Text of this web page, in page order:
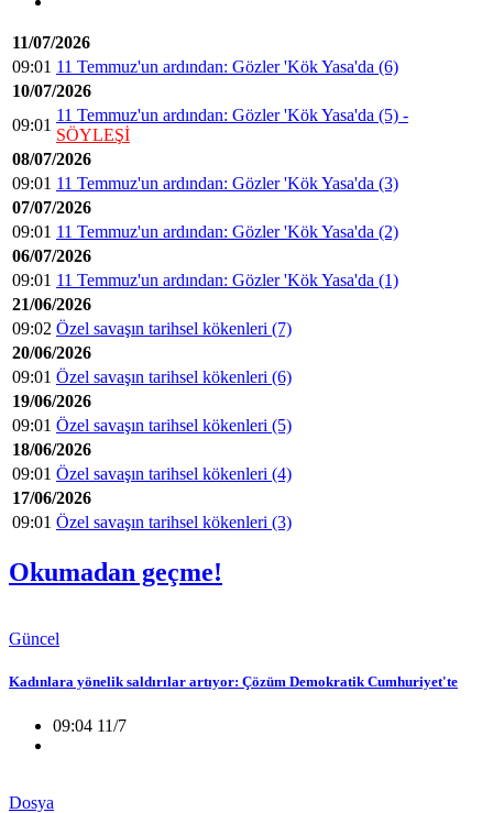
11/07/2026
09:01 11 Temmuz'un ardından: Gözler 'Kök Yasa'da (6)
10/07/2026
09:01
11 Temmuz'un ardından: Gözler 'Kök Yasa'da (5) -
SÖYLEŞİ
08/07/2026
09:01 11 Temmuz'un ardından: Gözler 'Kök Yasa'da (3)
07/07/2026
09:01 11 Temmuz'un ardından: Gözler 'Kök Yasa'da (2)
06/07/2026
09:01 11 Temmuz'un ardından: Gözler 'Kök Yasa'da (1)
21/06/2026
09:02 Özel savaşın tarihsel kökenleri (7)
20/06/2026
09:01 Özel savaşın tarihsel kökenleri (6)
19/06/2026
09:01 Özel savaşın tarihsel kökenleri (5)
18/06/2026
09:01 Özel savaşın tarihsel kökenleri (4)
17/06/2026
09:01 Özel savaşın tarihsel kökenleri (3)
Okumadan geçme!
Güncel
Kadınlara yönelik saldırılar artıyor: Çözüm Demokratik Cumhuriyet'te
09:04 11/7
Dosya